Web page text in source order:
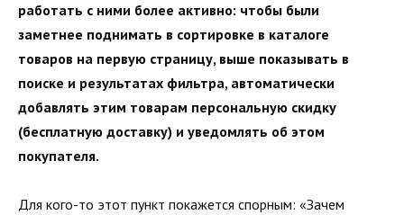
работать с ними более активно: чтобы были
заметнее поднимать в сортировке в каталоге
товаров на первую страницу, выше показывать в
поиске и результатах фильтра, автоматически
добавлять этим товарам персональную скидку
(бесплатную доставку) и уведомлять об этом
покупателя.
Для кого-то этот пункт покажется спорным: «Зачем